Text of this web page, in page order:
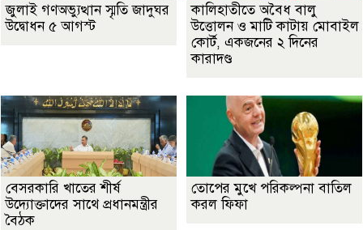
জুলাই গণঅভ্যুত্থান স্মৃতি জাদুঘর
উদ্বোধন ৫ আগস্ট
কালিহাতীতে অবৈধ বালু
উত্তোলন ও মাটি কাটায় মোবাইল
কোর্ট, একজনের ২ দিনের
কারাদণ্ড
বেসরকারি খাতের শীর্ষ
উদ্যোক্তাদের সাথে প্রধানমন্ত্রীর
বৈঠক
তোপের মুখে পরিকল্পনা বাতিল
করল ফিফা